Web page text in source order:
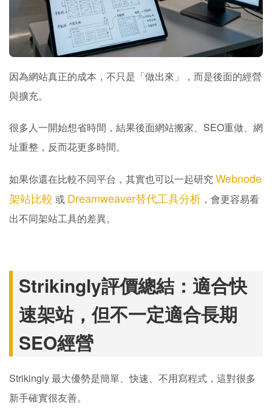
但如果你是公司官網、SEO網站、內容型網站、電商網站，
其實很多人後面都會重新架站。
與擴充。
很多人一開始想省時間，結果後面網站搬家、SEO重做、網
址重整，反而花更多時間。